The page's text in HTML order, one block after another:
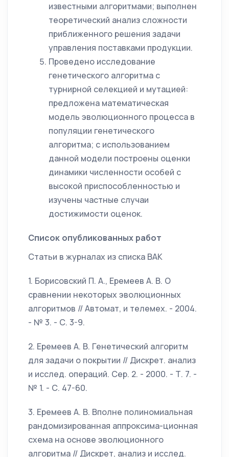
известными алгоритмами; выполнен
теоретический анализ сложности
приближенного решения задачи
управления поставками продукции.
Проведено исследование
генетического алгоритма с
турнирной селекцией и мутацией:
предложена математическая
модель эволюционного процесса в
популяции генетического
алгоритма; с использованием
данной модели построены оценки
динамики численности особей с
высокой приспособленностью и
изучены частные случаи
достижимости оценок.
Список опубликованных работ
Статьи в журналах из списка ВАК
1. Борисовский П. А., Еремеев А. В. О
сравнении некоторых эволюционных
алгоритмов // Автомат, и телемех. - 2004.
- № 3. - С. 3-9.
2. Еремеев А. В. Генетический алгоритм
для задачи о покрытии // Дискрет. анализ
и исслед. операций. Сер. 2. - 2000. - Т. 7. -
№ 1. - С. 47-60.
3. Еремеев А. В. Вполне полиномиальная
рандомизированная аппроксима-ционная
схема на основе эволюционного
алгоритма // Дискрет, анализ и исслед.